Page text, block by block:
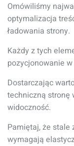
Omówiliśmy
optymalizacja
ładowania strony.
Każdy z tych
pozycjonowanie
Dostarczając
techniczną stronę
widoczność.
Pamiętaj, że stale
wymagają